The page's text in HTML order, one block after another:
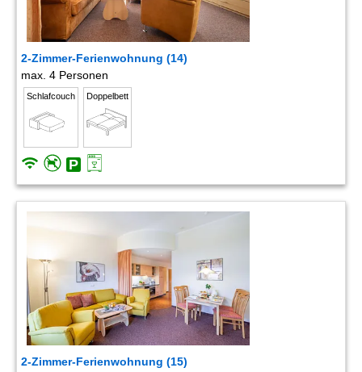
2-Zimmer-Ferienwohnung (14)
max. 4 Personen
Schlafcouch Doppelbett
2-Zimmer-Ferienwohnung (15)